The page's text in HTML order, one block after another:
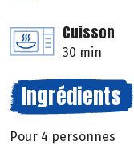
Cuisson
30 min
Ingrédients
Pour 4 personnes